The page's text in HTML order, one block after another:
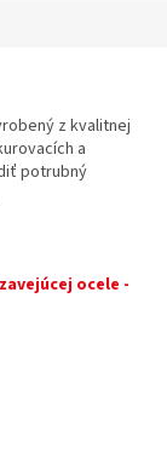
z kvalitnej
a
potrubný
ocele -